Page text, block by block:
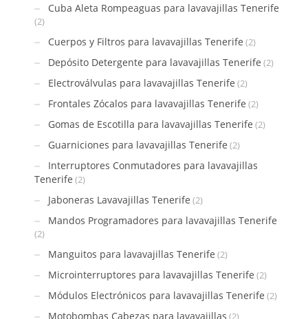
Cuba Aleta Rompeaguas para lavavajillas Tenerife
(2)
Cuerpos y Filtros para lavavajillas Tenerife (2)
Depósito Detergente para lavavajillas Tenerife (2)
Electroválvulas para lavavajillas Tenerife (2)
Frontales Zócalos para lavavajillas Tenerife (2)
Gomas de Escotilla para lavavajillas Tenerife (2)
Guarniciones para lavavajillas Tenerife (2)
Interruptores Conmutadores para lavavajillas
Tenerife (2)
Jaboneras Lavavajillas Tenerife (2)
Mandos Programadores para lavavajillas Tenerife
(2)
Manguitos para lavavajillas Tenerife (2)
Microinterruptores para lavavajillas Tenerife (2)
Módulos Electrónicos para lavavajillas Tenerife (2)
Motobombas Cabezas para lavavajillas (2)